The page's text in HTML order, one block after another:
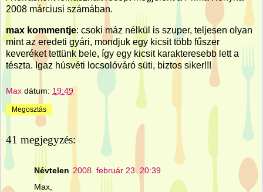
2008 márciusi számában.
max kommentje: csoki máz nélkül is szuper, teljesen olyan
mint az eredeti gyári, mondjuk egy kicsit több fűszer
keveréket tettünk bele, így egy kicsit karakteresebb lett a
tészta. Igaz húsvéti locsolóváró süti, biztos siker!!!
Max dátum: 19:49
Megosztás
41 megjegyzés:
Névtelen 2008. február 23. 20:39
Max,